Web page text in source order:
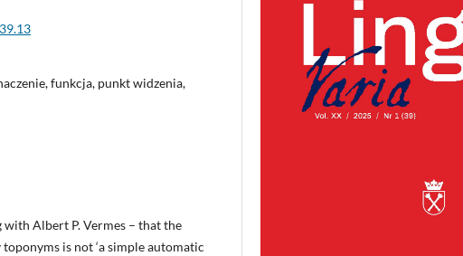
funkcja, punkt widzenia,
with Albert P. Vermes – that the
is not ‘a simple automatic